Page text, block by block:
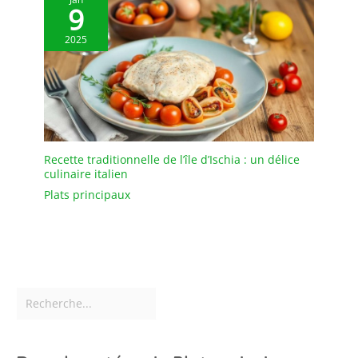
toutes les occasions, qu'il
s'agisse d'une pendaison
de crémaillère, d'un
mariage ou d'un
anniversaire. Ils sont non
seulement pratiques et
fonctionnels, mais
servent également de bel
article de décoration qui
ajoutera du caractère et
9
2025
Recette traditionnelle de l’île d’Ischia : un délice
culinaire italien
Plats principaux